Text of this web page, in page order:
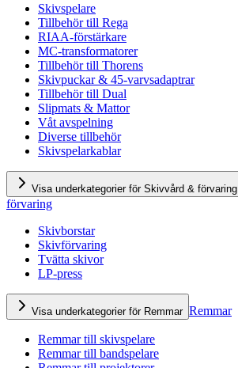
Skivspelare
Tillbehör till Rega
RIAA-förstärkare
MC-transformatorer
Tillbehör till Thorens
Skivpuckar & 45-varvsadaptrar
Tillbehör till Dual
Slipmats & Mattor
Våt avspelning
Diverse tillbehör
Skivspelarkablar
Visa underkategorier för Skivvård & förvaring
förvaring
Skivborstar
Skivförvaring
Tvätta skivor
LP-press
Visa underkategorier för Remmar Remmar
Remmar till skivspelare
Remmar till bandspelare